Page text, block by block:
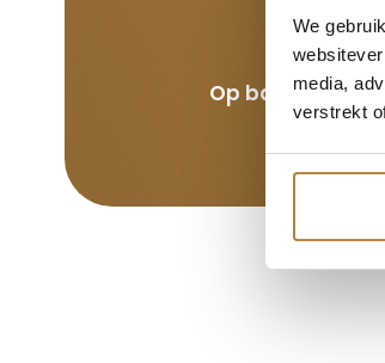
We
media,
verstrekt
Op basis van